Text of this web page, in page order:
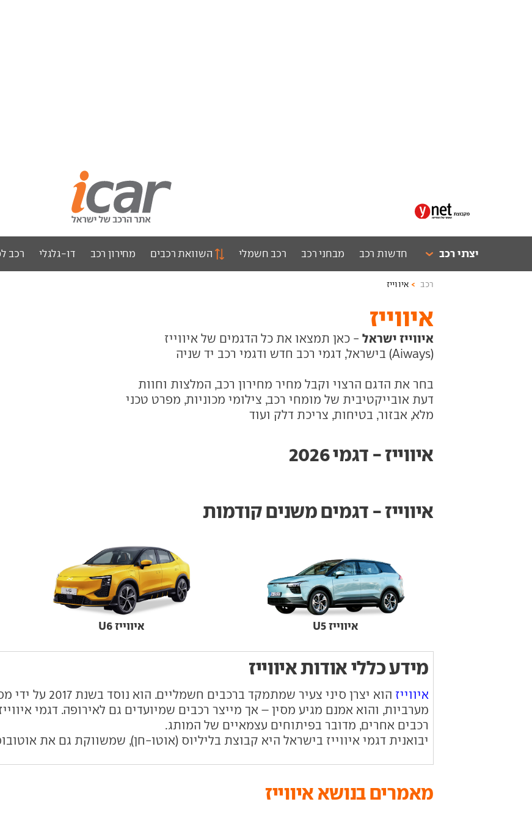
יצרני רכב חדשות רכב מבחני רכב רכב חשמלי השוואת רכבים מחירון רכב דו-גלגלי רכב
רכב איווייז
איווייז
איווייז ישראל - כאן תמצאו את כל הדגמים של איווייז
(Aiways) בישראל, דגמי רכב חדש ודגמי רכב יד שניה
בחר את הדגם הרצוי וקבל מחיר מחירון רכב, המלצות וחוות
דעת אובייקטיבית של מומחי רכב, צילומי מכוניות, מפרט טכני
מלא, אבזור, בטיחות, צריכת דלק ועוד
איווייז - דגמי 2026
איווייז - דגמים משנים קודמות
איווייז U5 איווייז U6
מידע כללי אודות איווייז
איווייז
הוא יצרן סיני צעיר
מערביות, והוא אמנם מגיע מסין – אך מייצר רכבים שמיועדים גם לאירופה. דגמי
רכבים אחרים, מדובר בפיתוחים עצמאיים של המותג.
יבואנית דגמי איווייז בישראל היא קבוצת בליליוס (אוטו-חן), שמשווקת גם את
מאמרים בנושא איווייז